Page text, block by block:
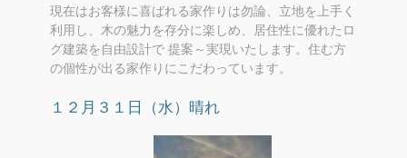
現在はお客様に喜ばれる家作りは勿論、立地を上手く
利用し、木の魅力を存分に楽しめ、居住性に優れたロ
グ建築を自由設計で 提案～実現いたします。住む方
の個性が出る家作りにこだわっています。
１２月３１日（水）晴れ